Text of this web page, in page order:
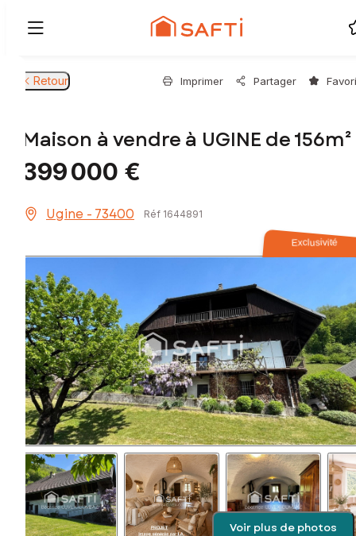
Retour Imprimer Partager
Maison à vendre à UGINE de 156m²
399 000 €
Ugine - 73400 Réf 1644891
Exclusivité
Voir plus de photos